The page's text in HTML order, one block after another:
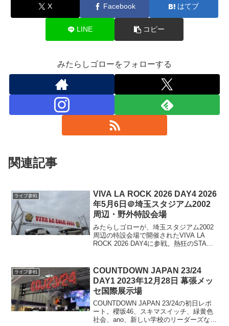
X Facebook はてブ
LINE コピー
みたらしゴローをフォローする
関連記事
ライブ参戦
VIVA LA ROCK 2026 DAY4 2026
年5月6日＠埼玉スタジアム2002
周辺・野外特設会場
みたらしゴローが、埼玉スタジアム2002
周辺の特設会場で開催されたVIVA LA
ROCK 2026 DAY4に参戦。熱狂のSTAR
様子をレポートします
ライブ参戦
COUNTDOWN JAPAN 23/24
DAY1 2023年12月28日 幕張メッ
セ国際展示場
COUNTDOWN JAPAN 23/24の初日レポ
ート。櫻坂46、スキマスイッチ、緑黄色
社会、ano、新しい学校のリーダーズなど